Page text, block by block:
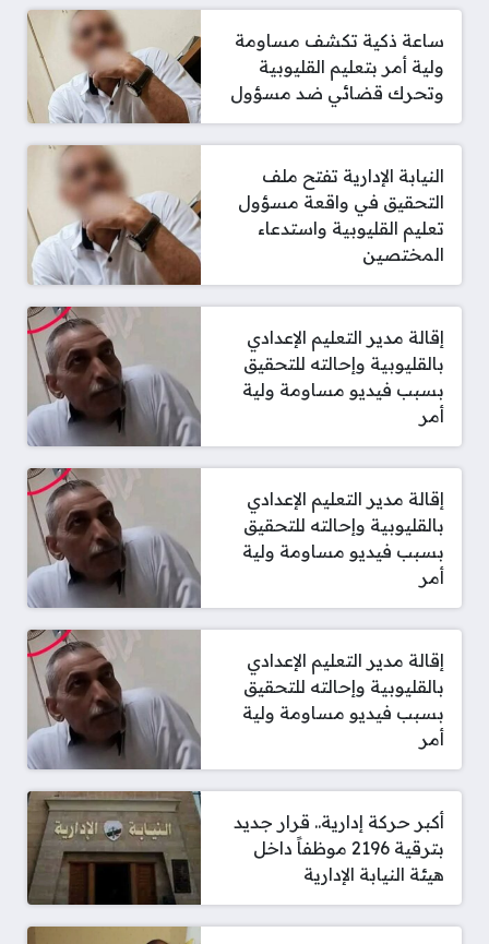
ساعة ذكية تكشف مساومة
ولية أمر بتعليم القليوبية
وتحرك قضائي ضد مسؤول
النيابة الإدارية تفتح ملف
التحقيق في واقعة مسؤول
تعليم القليوبية واستدعاء
المختصين
إقالة مدير التعليم الإعدادي
بالقليوبية وإحالته للتحقيق
بسبب فيديو مساومة ولية
أمر
إقالة مدير التعليم الإعدادي
بالقليوبية وإحالته للتحقيق
بسبب فيديو مساومة ولية
أمر
إقالة مدير التعليم الإعدادي
بالقليوبية وإحالته للتحقيق
بسبب فيديو مساومة ولية
أمر
أكبر حركة إدارية.. قرار جديد
بترقية 2196 موظفاً داخل
هيئة النيابة الإدارية